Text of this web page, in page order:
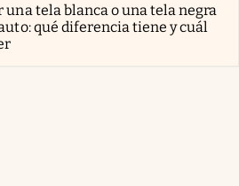
una tela blanca o una tela negra
qué diferencia tiene y cuál